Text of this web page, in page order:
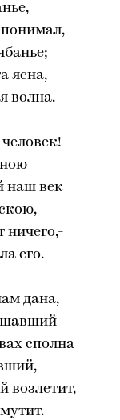
понимал,
ясна,
волна.
наш век
ничего,-
его.
дана,
сполна
возлетит,